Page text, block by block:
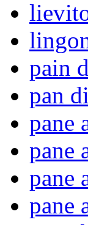
pain
pan
pane
pane
pane
pane